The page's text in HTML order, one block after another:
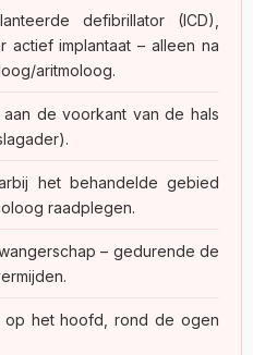
defibrillator (ICD),
actief implantaat – alleen na
aritmoloog.
de voorkant van de hals
het behandelde gebied
raadplegen.
– gedurende de
op het hoofd, rond de ogen